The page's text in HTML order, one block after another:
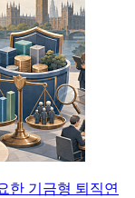
한 기금형 퇴직연